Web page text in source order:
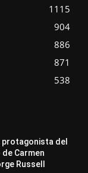
1115
904
886
871
538
Perspectiva
Más
protagonista del
Carmen
Russell